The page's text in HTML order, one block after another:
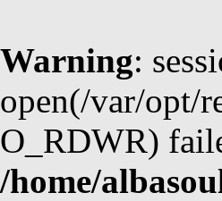
Warning:
open(/var/opt/
O_RDWR)
/home/